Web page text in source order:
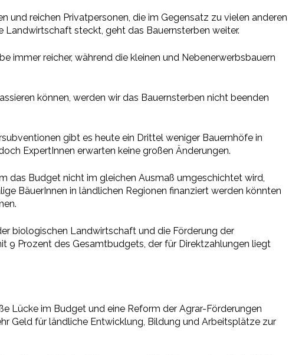
und reichen Privatpersonen, die im Gegensatz zu vielen anderen
Landwirtschaft steckt, geht das Bauernsterben weiter.
immer reicher, während die kleinen und Nebenerwerbsbauern
können, werden wir das Bauernsterben nicht beenden
gibt es heute ein Drittel weniger Bauernhöfe in
ExpertInnen erwarten keine großen Änderungen.
das Budget nicht im gleichen Ausmaß umgeschichtet wird,
BäuerInnen in ländlichen Regionen finanziert werden könnten
biologischen Landwirtschaft und die Förderung der
9 Prozent des Gesamtbudgets, der für Direktzahlungen liegt
Lücke im Budget und eine Reform der Agrar-Förderungen
Geld für ländliche Entwicklung, Bildung und Arbeitsplätze zur